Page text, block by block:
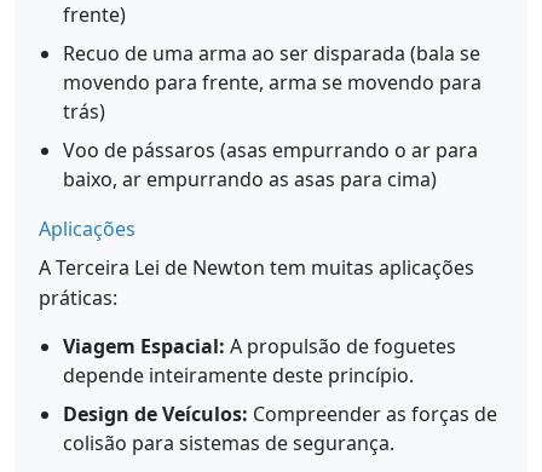
frente)
Recuo de uma arma ao ser disparada (bala se
movendo para frente, arma se movendo para
trás)
Voo de pássaros (asas empurrando o ar para
baixo, ar empurrando as asas para cima)
Aplicações
A Terceira Lei de Newton tem muitas aplicações
práticas:
Viagem Espacial: A propulsão de foguetes
depende inteiramente deste princípio.
Design de Veículos: Compreender as forças de
colisão para sistemas de segurança.